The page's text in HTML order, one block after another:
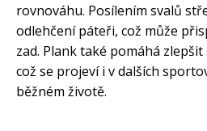
rovnováhu. Posílením svalů
odlehčení páteři, což může
zad. Plank také pomáhá
což se projeví i v dalších
běžném životě.